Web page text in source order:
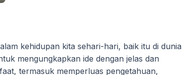
kehidupan kita sehari-hari, baik itu di dunia
mengungkapkan ide dengan jelas dan
termasuk memperluas pengetahuan,